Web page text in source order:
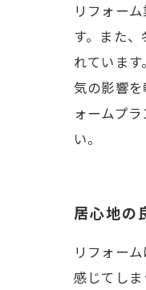
リフォー
す。また
れていま
気の影響
ォームプ
い。
居心地の
リフォー
感じてし